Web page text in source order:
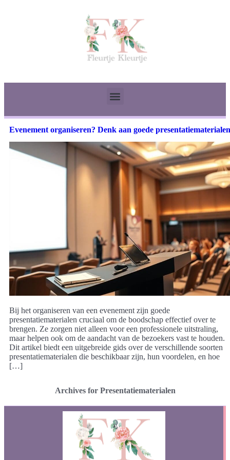
Evenement organiseren? Denk aan goede presentatiematerialen
Bij het organiseren van een evenement zijn goede
presentatiematerialen cruciaal om de boodschap effectief over te
brengen. Ze zorgen niet alleen voor een professionele uitstraling,
maar helpen ook om de aandacht van de bezoekers vast te houden.
Dit artikel biedt een uitgebreide gids over de verschillende soorten
presentatiematerialen die beschikbaar zijn, hun voordelen, en hoe
[…]
Archives for Presentatiematerialen